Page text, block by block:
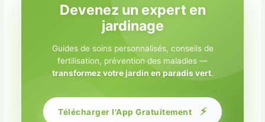
Devenez un expert en
jardinage
Guides de soins personnalisés, conseils de
fertilisation, prévention des maladies —
transformez votre jardin en paradis vert.
Télécharger l'App Gratuitement ⚡